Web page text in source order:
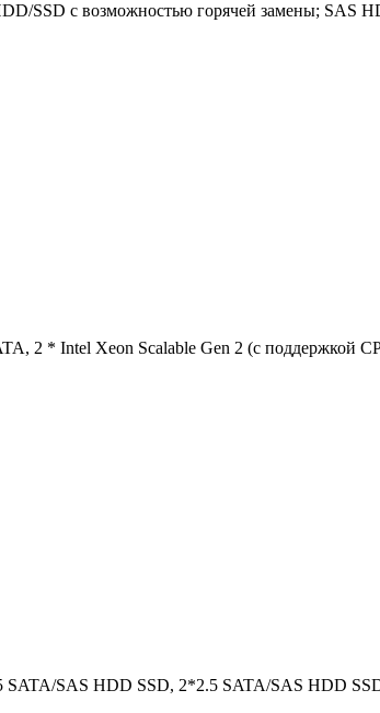
SSD с возможностью горячей замены; SAS
2 * Intel Xeon Scalable Gen 2 (с поддержкой
SATA/SAS HDD SSD, 2*2.5 SATA/SAS HDD